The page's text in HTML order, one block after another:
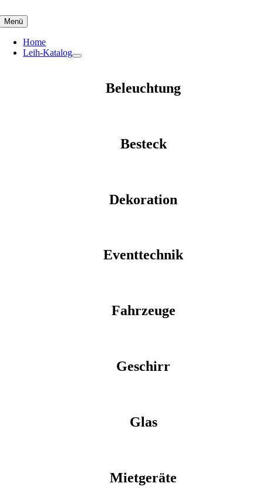
to
content
Menü
Home
Leih-Katalog
Beleuchtung
Besteck
Dekoration
Eventtechnik
Fahrzeuge
Geschirr
Glas
Mietgeräte